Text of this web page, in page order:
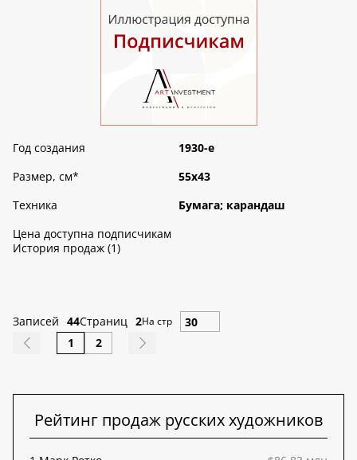
Год создания
1930-е
Размер, см*
55х43
Техника
Бумага; карандаш
Цена доступна подписчикам
История продаж (1)
Записей 44Страниц 2На стр
1 2
Рейтинг продаж русских художников